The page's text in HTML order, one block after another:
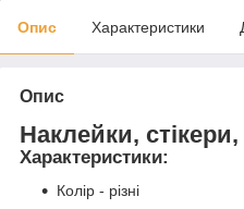
Опис Характеристики
Опис
Наклейки, стікери,
Характеристики:
Колір - різні